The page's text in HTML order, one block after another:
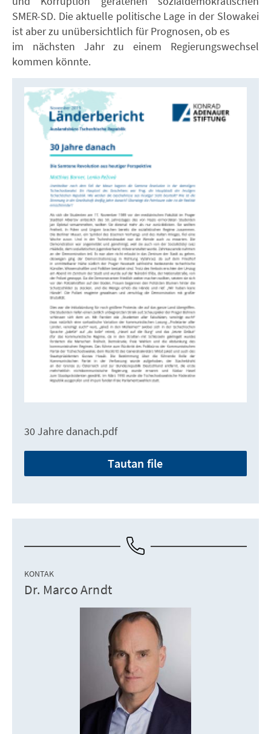
SMER-SD. Die aktuelle politische Lage in der Slowakei
ist aber zu unübersichtlich für Prognosen, ob es
im nächsten Jahr zu einem Regierungswechsel
kommen könnte.
30 Jahre danach.pdf
Tautan file
KONTAK
Dr. Marco Arndt